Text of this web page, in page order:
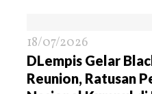
18/07/2026
DLempis Gelar
Reunion, Ratusan